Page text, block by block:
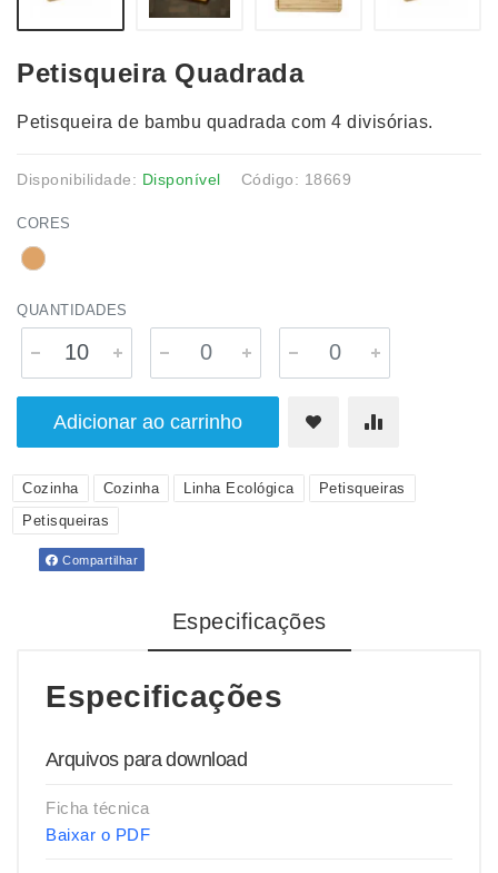
Petisqueira Quadrada
Petisqueira de bambu quadrada com 4 divisórias.
Disponibilidade: Disponível Código: 18669
CORES
QUANTIDADES
Adicionar ao carrinho
Cozinha Cozinha Linha Ecológica
Petisqueiras
Petisqueiras
Compartilhar
Especificações
Especificações
Arquivos para download
Ficha técnica
Baixar o PDF